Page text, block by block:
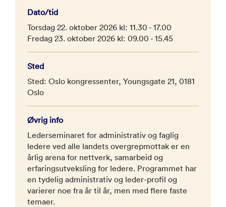
Dato/tid
Torsdag 22. oktober 2026 kl: 11.30 - 17.00
Fredag 23. oktober 2026 kl: 09.00 - 15.45
Sted
Sted: Oslo kongressenter, Youngsgate 21, 0181
Oslo
Øvrig info
Lederseminaret for administrativ og faglig
ledere ved alle landets overgrepmottak er en
årlig arena for nettverk, samarbeid og
erfaringsutveksling for ledere. Programmet har
en tydelig administrativ og leder-profil og
varierer noe fra år til år, men med flere faste
temaer.